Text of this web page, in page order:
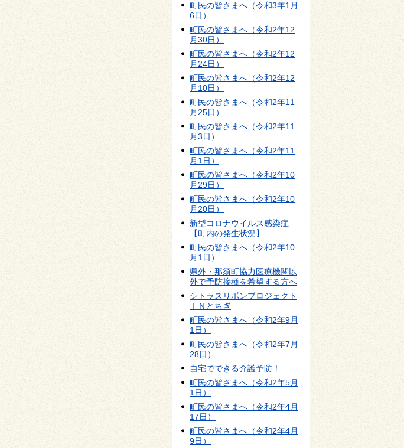
町民の皆さまへ（令和3年1月
6日）
町民の皆さまへ（令和2年12
月30日）
町民の皆さまへ（令和2年12
月24日）
町民の皆さまへ（令和2年12
月10日）
町民の皆さまへ（令和2年11
月25日）
町民の皆さまへ（令和2年11
月3日）
町民の皆さまへ（令和2年11
月1日）
町民の皆さまへ（令和2年10
月29日）
町民の皆さまへ（令和2年10
月20日）
新型コロナウイルス感染症
【町内の発生状況】
町民の皆さまへ（令和2年10
月1日）
県外・那須町協力医療機関以
外で予防接種を希望する方へ
シトラスリボンプロジェクト
ＩＮとちぎ
町民の皆さまへ（令和2年9月
1日）
町民の皆さまへ（令和2年7月
28日）
自宅でできる介護予防！
町民の皆さまへ（令和2年5月
1日）
町民の皆さまへ（令和2年4月
17日）
町民の皆さまへ（令和2年4月
9日）